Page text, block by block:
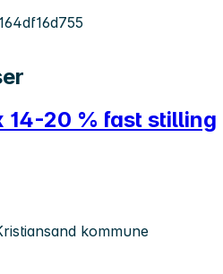
14-20 % fast stilling
kommune